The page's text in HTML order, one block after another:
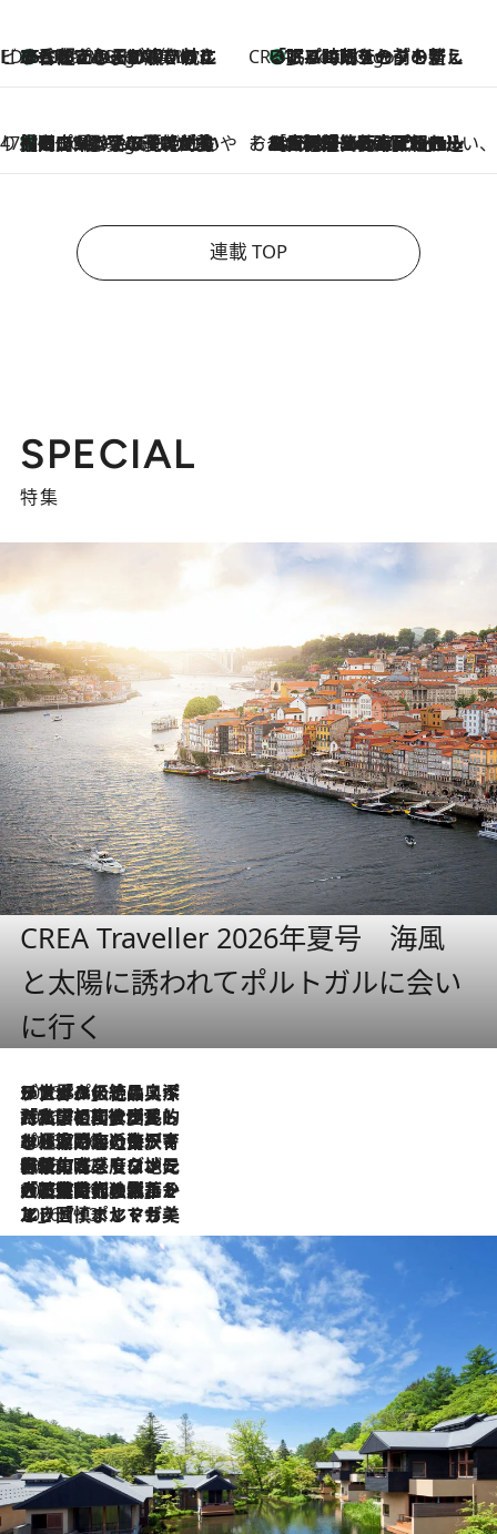
ビューティいいもの集め EDITORS' BEST
5 Hours Ago
35℃超えの日の夜、枕にひと吹き！ BAUMのルームスプレーが、ひのきの香りで心まで解きほぐす CREA'S CHOICE
5 Hours Ago
「眠る時刻をセットする」——眠りの前を整える、バルミューダの新しいアプローチ
47都道府県の手みやげ ひんやりスイーツで夏を満喫
5 Hours Ago
【岡山県】この夏絶対食べたい 冷やしておいしいおやつ3選 フルーツが主役のプリンやアイスが勢揃い そおだよおこの関西おいしい、おやつ紀行
2026.8.9
［大阪府箕面市］一皿一皿目の前で仕上げられる、料理を巧みに組み込んだアシェットデセールコース「ミチル アシェット デセール（Michiru assiette dessert）」
連載 TOP
SPECIAL
特集
CREA Traveller 2026年夏号 海風
と太陽に誘われてポルトガルに会い
に行く
2026.8.8
リスボンの絶品スイーツ「パステル・デ・ナタ」とは？ポルトガル伝統の奥深い世界へ
2026.7.27
「私の祖国はポルトガル語です」国民的詩人フェルナンド・ペソアと、彼が愛した文学の街を歩く
2026.7.26
ポルトガル近海が育む極上の海の幸。キリリと冷えた白ワインと愉しむ、シーフード専門店の贅沢
2026.7.22
伝統の味をモダンに昇華。高感度な地元客が集う、リスボンの最旬ガストロノミー
2026.7.21
大航海時代の栄華から、震災、独裁、そして革命へ。ポルトガル・首都リスボンの石畳に刻まれた「歴史の光と影」
2026.7.13
エッセイ・ヤマザキマリ「慎ましくも美しき国 ポルトガル」